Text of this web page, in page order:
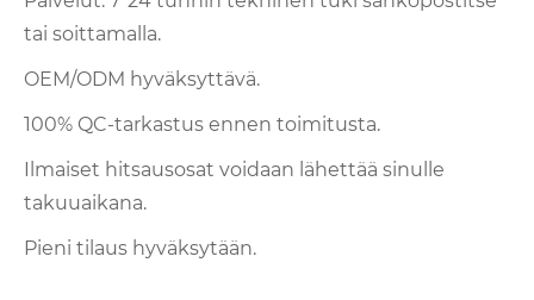
tai soittamalla.
OEM/ODM hyväksyttävä.
100% QC-tarkastus ennen toimitusta.
Ilmaiset hitsausosat voidaan lähettää sinulle
takuuaikana.
Pieni tilaus hyväksytään.